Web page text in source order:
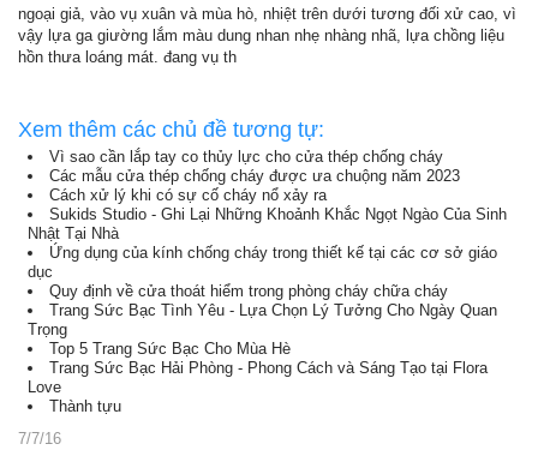
ngoại giả, vào vụ xuân và mùa hò, nhiệt trên dưới tương đối xử cao, vì
vậy lựa ga giường lắm màu dung nhan nhẹ nhàng nhã, lựa chồng liệu
hồn thưa loáng mát. đang vụ th
Xem thêm các chủ đề tương tự:
Vì sao cần lắp tay co thủy lực cho cửa thép chống cháy
Các mẫu cửa thép chống cháy được ưa chuộng năm 2023
Cách xử lý khi có sự cố cháy nổ xảy ra
Sukids Studio - Ghi Lại Những Khoảnh Khắc Ngọt Ngào Của Sinh
Nhật Tại Nhà
Ứng dụng của kính chống cháy trong thiết kế tại các cơ sở giáo
dục
Quy định về cửa thoát hiểm trong phòng cháy chữa cháy
Trang Sức Bạc Tình Yêu - Lựa Chọn Lý Tưởng Cho Ngày Quan
Trọng
Top 5 Trang Sức Bạc Cho Mùa Hè
Trang Sức Bạc Hải Phòng - Phong Cách và Sáng Tạo tại Flora
Love
Thành tựu
7/7/16